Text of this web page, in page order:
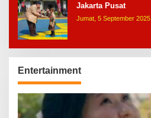
Jakarta Pusat
Jumat, 5 September 2025
Entertainment